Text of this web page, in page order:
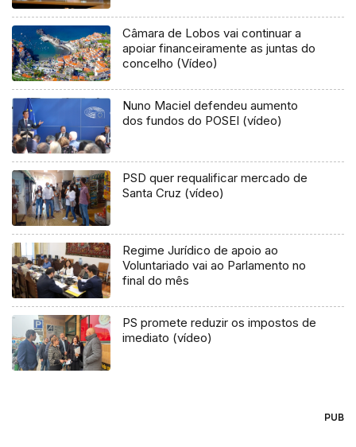
Câmara de Lobos vai continuar a
apoiar financeiramente as juntas do
concelho (Vídeo)
Nuno Maciel defendeu aumento
dos fundos do POSEI (vídeo)
PSD quer requalificar mercado de
Santa Cruz (vídeo)
Regime Jurídico de apoio ao
Voluntariado vai ao Parlamento no
final do mês
PS promete reduzir os impostos de
imediato (vídeo)
PUB